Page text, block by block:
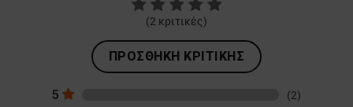
(2 κριτικές)
ΠΡΟΣΘΉΚΗ ΚΡΙΤΙΚΉΣ
5 (2)